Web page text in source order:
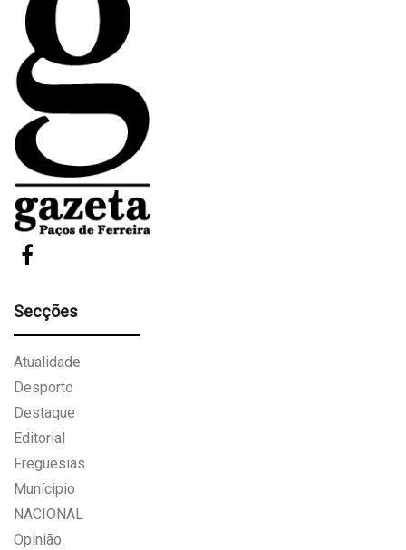
Secções
Atualidade
Desporto
Destaque
Editorial
Freguesias
Munícipio
NACIONAL
Opinião